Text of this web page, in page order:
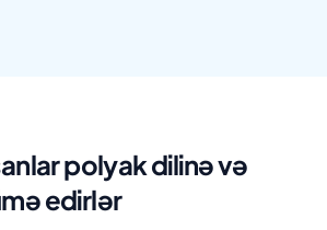
polyak dilinə və
edirlər